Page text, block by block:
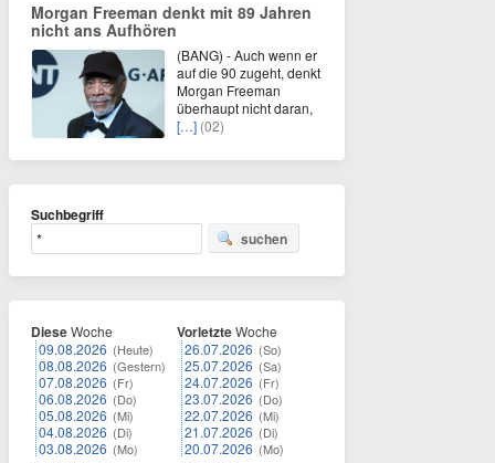
Morgan Freeman denkt mit 89 Jahren
nicht ans Aufhören
(BANG) - Auch wenn er
auf die 90 zugeht, denkt
Morgan Freeman
überhaupt nicht daran,
[…] (02)
Suchbegriff
suchen
DieseWoche
09.08.2026 (Heute)
08.08.2026 (Gestern)
07.08.2026 (Fr)
06.08.2026 (Do)
05.08.2026 (Mi)
04.08.2026 (Di)
03.08.2026 (Mo)
VorletzteWoche
26.07.2026 (So)
25.07.2026 (Sa)
24.07.2026 (Fr)
23.07.2026 (Do)
22.07.2026 (Mi)
21.07.2026 (Di)
20.07.2026 (Mo)